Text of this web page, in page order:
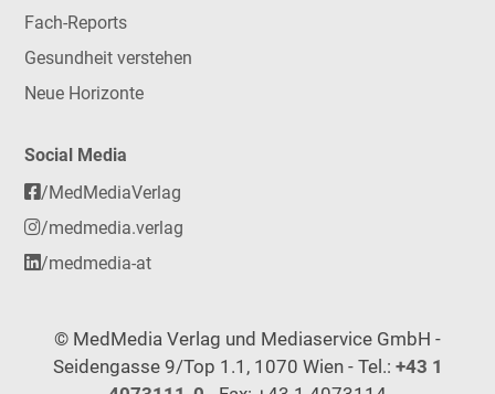
Fach-Reports
Gesundheit verstehen
Neue Horizonte
Social Media
/MedMediaVerlag
/medmedia.verlag
/medmedia-at
© MedMedia Verlag und Mediaservice GmbH -
Seidengasse 9/Top 1.1, 1070 Wien - Tel.: +43 1